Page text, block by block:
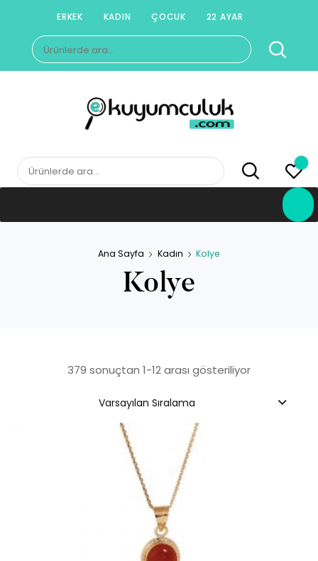
content
ERKEK KADIN ÇOCUK 22 AYAR
Ara:
E-KUYUMCULUK
Herkesin Kuyumcusu
Ara:
Ana Sayfa Kadın Kolye
Kolye
379 sonuçtan 1-12 arası gösteriliyor
Varsayılan Sıralama